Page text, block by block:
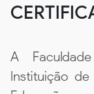
A
Instituição